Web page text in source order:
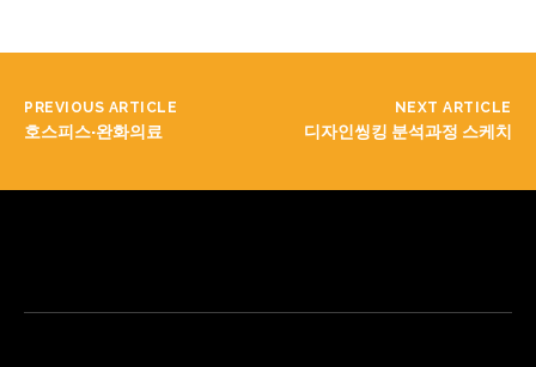
PREVIOUS ARTICLE
호스피스·완화의료
NEXT ARTICLE
디자인씽킹 분석과정 스케치